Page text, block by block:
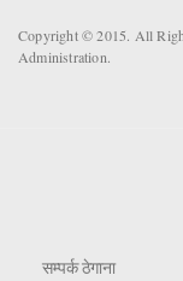
Copyright © 2015. All
Administration.
सम्पर्क ठेगाना